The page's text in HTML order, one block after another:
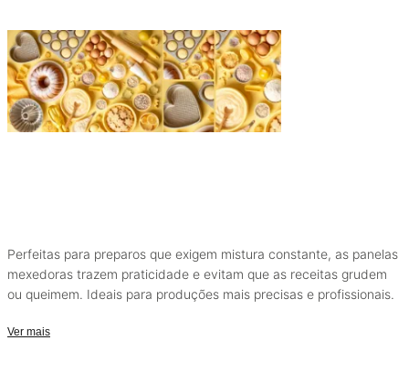
Perfeitas para preparos que exigem mistura constante, as panelas
mexedoras trazem praticidade e evitam que as receitas grudem
ou queimem. Ideais para produções mais precisas e profissionais.
Ver mais